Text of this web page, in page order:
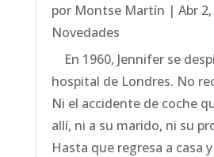
por Montse Martín | Abr
Novedades
En 1960, Jennifer se
hospital de Londres. No
Ni el accidente de coche
allí, ni a su marido, ni su
Hasta que regresa a casa